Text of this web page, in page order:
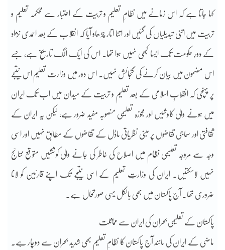
کہا جاتا ہے کہ اس زمانے میں نظامِ تعلیم و تربیت کے اعتبار سے محکمہ تعلیم و
تربیت میں اتنی تبدیلیاں کی گئیں اور اتنا اتار چڑھاو آیا کہ انقلاب کے بعد احمدی نژاد
کے دورِ حکومت تک ایسا کبھی نہیں ہوا تھا۔ اس کی ایک الگ تاریخ ہے، جسے
اس مضمون میں بیان کرنے کی گنجائش نہیں۔ اس دور میں وزارت تعلیم اس نتیجے
پر پہنچی کہ انقلابِ اسلامی کے بعد تعلیم و تربیت کے میدان میں اب تک ایران
میں ہونے والی کاوشیں اور مجوزہ تعلیمی منصوبہ مفید ضرور ہے، لیکن یہ ایران کے
ثقافتی اور سماجی تقاضوں پر مبنی نظریاتی ماڈل کے تقاضوں کے مطابق نہیں اور اسی
وجہ سے مروجہ تعلیمی نظام میں اصلاح کی خاطر کی جانے والی کوششیں متوقع نتائج
نہیں لاسکتیں۔ ایران کی وزارتِ تعلیم کے اسی نتیجے تک اپنے قارئین کو لانا
ضروری تھا۔ آج پاکستان میں بھی بالکل یہی صورتحال ہے۔
پاکستان کے تعلیمی بحران کی ایران سے مماثلت
ماضی کے ایران کی مانند آج پاکستان کا نظامِ تعلیم بھی شدید بحران سے دوچار ہے۔